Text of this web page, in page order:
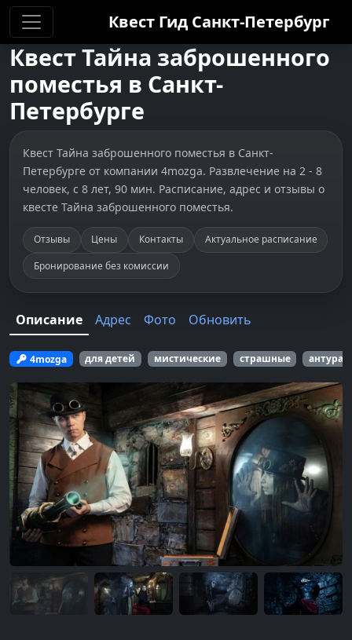
Квест Гид Санкт-Петербург
КвестТайна заброшенного
поместья в Санкт-
Петербурге
Квест Тайна заброшенного поместья в Санкт-
Петербурге от компании 4mozga. Развлечение на 2 - 8
человек, с 8 лет, 90 мин. Расписание, адрес и отзывы о
квесте Тайна заброшенного поместья.
Отзывы Цены Контакты
Актуальное расписание
Бронирование без комиссии
Описание Адрес Фото Обновить
4mozga для детей мистические страшные